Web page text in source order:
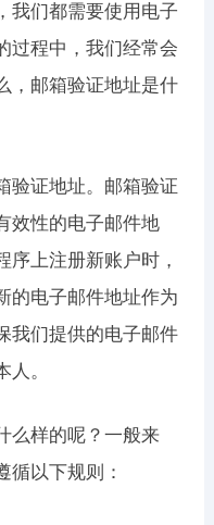
我们都需要使用电子
过程中，我们经常会
，邮箱验证地址是什
验证地址。邮箱验证
效性的电子邮件地
序上注册新账户时，
的电子邮件地址作为
我们提供的电子邮件
。
么样的呢？一般来
循以下规则：